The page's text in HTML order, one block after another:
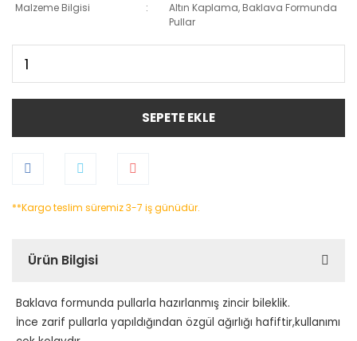
Malzeme Bilgisi
Altın Kaplama, Baklava Formunda
Pullar
SEPETE EKLE
**Kargo teslim süremiz 3-7 iş günüdür.
Ürün Bilgisi
Baklava formunda pullarla hazırlanmış zincir bileklik.
İnce zarif pullarla yapıldığından özgül ağırlığı hafiftir,kullanımı